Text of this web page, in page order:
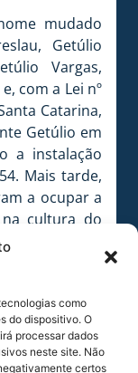
como
do dispositivo. O
processar dados
neste site. Não
certos
mudado
Getúlio
Vargas,
com a Lei nº
Catarina,
Getúlio em
a instalação
Mais tarde,
a ocupar a
na cultura do
é
que a cidade
Este